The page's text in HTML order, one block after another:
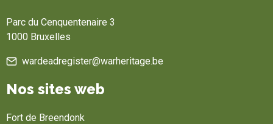
Parc du Cenquentenaire 3
1000 Bruxelles
wardeadregister@warheritage.be
Nos sites web
Fort de Breendonk